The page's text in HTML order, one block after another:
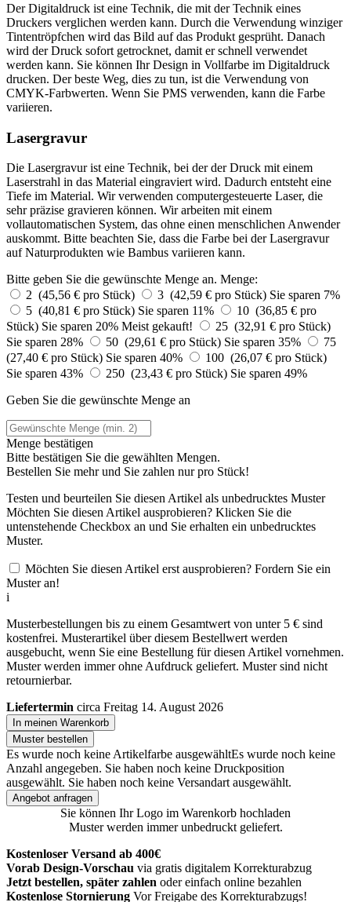
Der Digitaldruck ist eine Technik, die mit der Technik eines
Druckers verglichen werden kann. Durch die Verwendung winziger
Tintentröpfchen wird das Bild auf das Produkt gesprüht. Danach
wird der Druck sofort getrocknet, damit er schnell verwendet
werden kann. Sie können Ihr Design in Vollfarbe im Digitaldruck
drucken. Der beste Weg, dies zu tun, ist die Verwendung von
CMYK-Farbwerten. Wenn Sie PMS verwenden, kann die Farbe
variieren.
Lasergravur
Die Lasergravur ist eine Technik, bei der der Druck mit einem
Laserstrahl in das Material eingraviert wird. Dadurch entsteht eine
Tiefe im Material. Wir verwenden computergesteuerte Laser, die
sehr präzise gravieren können. Wir arbeiten mit einem
vollautomatischen System, das ohne einen menschlichen Anwender
auskommt. Bitte beachten Sie, dass die Farbe bei der Lasergravur
auf Naturprodukten wie Bambus variieren kann.
Bitte geben Sie die gewünschte Menge an. Menge:
2 (45,56 € pro Stück)
3 (42,59 € pro Stück) Sie sparen 7%
5 (40,81 € pro Stück) Sie sparen 11%
10 (36,85 € pro
Stück) Sie sparen 20% Meist gekauft!
25 (32,91 € pro Stück)
Sie sparen 28%
50 (29,61 € pro Stück) Sie sparen 35%
75
(27,40 € pro Stück) Sie sparen 40%
100 (26,07 € pro Stück)
Sie sparen 43%
250 (23,43 € pro Stück) Sie sparen 49%
Geben Sie die gewünschte Menge an
Menge bestätigen
Bitte bestätigen Sie die gewählten Mengen.
Bestellen Sie mehr und Sie zahlen nurpro Stück!
Testen und beurteilen Sie diesen Artikel als unbedrucktes Muster
Möchten Sie diesen Artikel ausprobieren? Klicken Sie die
untenstehende Checkbox an und Sie erhalten ein unbedrucktes
Muster.
Möchten Sie diesen Artikel erst ausprobieren? Fordern Sie ein
Muster an!
i
Musterbestellungen bis zu einem Gesamtwert von unter 5 € sind
kostenfrei. Musterartikel über diesem Bestellwert werden
ausgebucht, wenn Sie eine Bestellung für diesen Artikel vornehmen.
Muster werden immer ohne Aufdruck geliefert. Muster sind nicht
retournierbar.
Liefertermin circa Freitag 14. August 2026
In meinen Warenkorb
Muster bestellen
Es wurde noch keine Artikelfarbe ausgewähltEs wurde noch keine
Anzahl angegeben. Sie haben noch keine Druckposition
ausgewählt. Sie haben noch keine Versandart ausgewählt.
Angebot anfragen
Sie können Ihr Logo im Warenkorb hochladen
Muster werden immer unbedruckt geliefert.
Kostenloser Versand ab 400€
Vorab Design-Vorschau via gratis digitalem Korrekturabzug
Jetzt bestellen, später zahlen oder einfach online bezahlen
Kostenlose Stornierung Vor Freigabe des Korrekturabzugs!